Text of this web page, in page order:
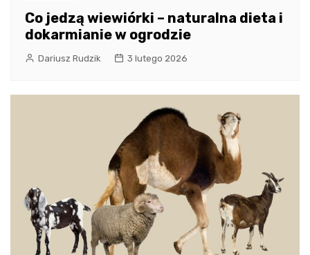
Co jedzą wiewiórki – naturalna dieta i
dokarmianie w ogrodzie
Dariusz Rudzik 3 lutego 2026